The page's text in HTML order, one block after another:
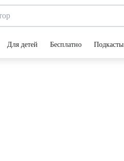
Для детей Бесплатно Подкасты